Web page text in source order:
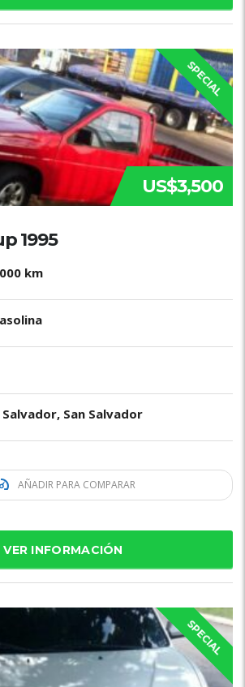
SPECIAL
US$3,500
1995
km
Salvador, San Salvador
AÑADIR PARA COMPARAR
VER INFORMACIÓN
SPECIAL